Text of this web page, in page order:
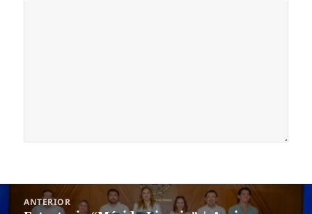
Navegación
ANTERIOR